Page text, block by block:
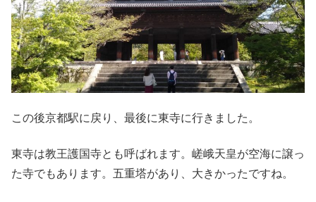
この後京都駅に戻り、最後に東寺に行きました。
東寺は教王護国寺とも呼ばれます。嵯峨天皇が空海に譲っ
た寺でもあります。五重塔があり、大きかったですね。